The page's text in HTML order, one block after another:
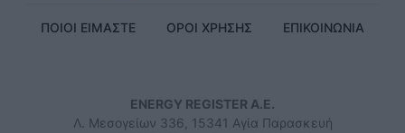
ΠΟΙΟΙ ΕΙΜΑΣΤΕ ΟΡΟΙ ΧΡΗΣΗΣ ΕΠΙΚΟΙΝΩΝΙΑ
ENERGY REGISTER Α.Ε.
Λ. Μεσογείων 336, 15341 Αγία Παρασκευή